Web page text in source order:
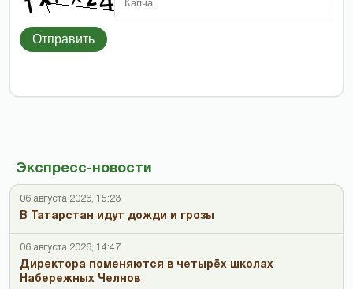
Экспресс-новости
06 августа 2026, 15:23
В Татарстан идут дожди и грозы
06 августа 2026, 14:47
Директора поменяются в четырёх школах
Набережных Челнов
Отправить